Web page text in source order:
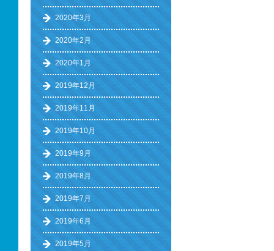
2020年3月
2020年2月
2020年1月
2019年12月
2019年11月
2019年10月
2019年9月
2019年8月
2019年7月
2019年6月
2019年5月